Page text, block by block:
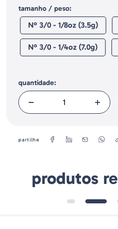
Ultrahead Inshore Head vem
Super Needle Point incrivelmente
abertura larga e acabamento em
Quantidade - 4 Uds/Blister
tamanho / peso:
Nº 3/0 - 1/8oz (3.5g)
Nº 3/0 - 1/4oz (7.0g)
quantidade:
partilhe
produtos